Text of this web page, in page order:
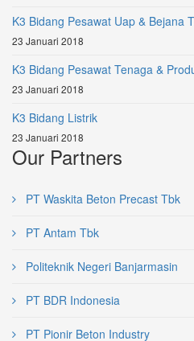
K3 Bidang Pesawat Uap & Bejana
23 Januari 2018
K3 Bidang Pesawat Tenaga &
23 Januari 2018
K3 Bidang Listrik
23 Januari 2018
Our Partners
PT Waskita Beton Precast Tbk
PT Antam Tbk
Politeknik Negeri Banjarmasin
PT BDR Indonesia
PT Pionir Beton Industry